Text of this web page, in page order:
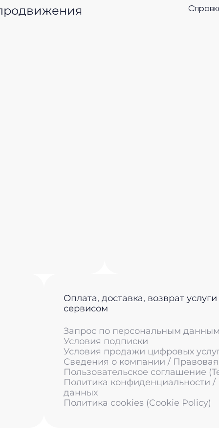
Оплата, доставка, возврат
сервисом
Запрос по персональным
Условия подписки
Условия продажи цифровых
Сведения о компании /
Пользовательское соглашение
Политика конфиденциальности
данных
Политика cookies (Cookie Policy)